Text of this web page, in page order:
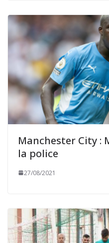
Manchester City :
la police
27/08/2021